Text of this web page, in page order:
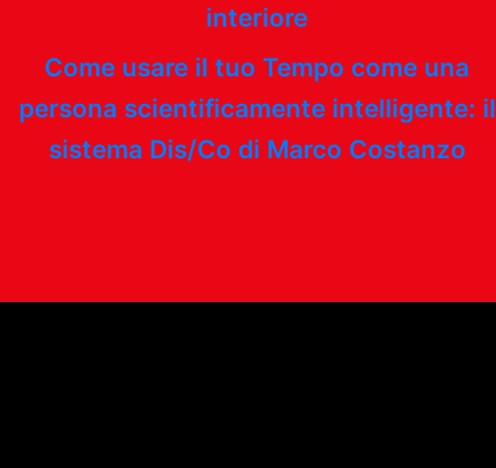
interiore
Come usare il tuo Tempo come una
persona scientificamente intelligente: il
sistema Dis/Co di Marco Costanzo